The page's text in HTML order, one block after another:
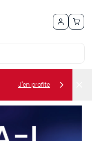
J'en profite